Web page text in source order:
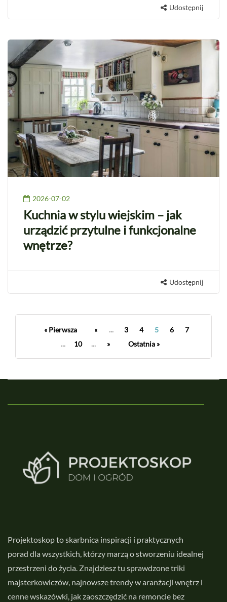
Udostępnij
2026-07-02
Kuchnia w stylu wiejskim – jak
urządzić przytulne i funkcjonalne
wnętrze?
Udostępnij
« Pierwsza « ... 3 4 5 6
7
...
10 ... » Ostatnia »
Projektoskop to skarbnica inspiracji i praktycznych
porad dla wszystkich, którzy marzą o stworzeniu idealnej
przestrzeni do życia. Znajdziesz tu sprawdzone triki
majsterkowiczów, najnowsze trendy w aranżacji wnętrz i
cenne wskazówki, jak zaoszczędzić na remoncie bez